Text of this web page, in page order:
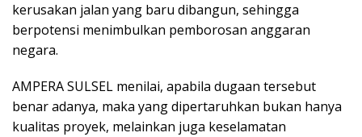
kerusakan jalan yang baru dibangun, sehingga
berpotensi menimbulkan pemborosan anggaran
negara.
AMPERA SULSEL menilai, apabila dugaan tersebut
benar adanya, maka yang dipertaruhkan bukan hanya
kualitas proyek, melainkan juga keselamatan